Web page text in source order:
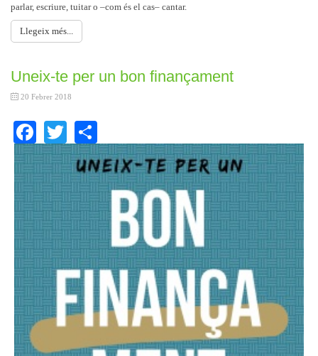
parlar, escriure, tuitar o –com és el cas– cantar.
Llegeix més...
Uneix-te per un bon finançament
20 Febrer 2018
Facebook
Twitter